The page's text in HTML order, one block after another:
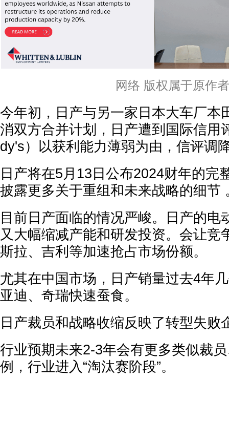
网络 版权属于原作者
今年初，日产与另一家日本大车厂本
消双方合并计划，日产遭到国际信用
dy's）以获利能力薄弱为由，信评调
日产将在5月13日公布2024财年的完
披露更多关于重组和未来战略的细节
目前日产面临的情况严峻。日产的电
又大幅缩减产能和研发投资。会让竞
斯拉、吉利等加速抢占市场份额。
尤其在中国市场，日产销量过去4年
亚迪、奇瑞快速蚕食。
日产裁员和战略收缩反映了转型失败
行业预期未来2-3年会有更多类似裁
例，行业进入“淘汰赛阶段”。